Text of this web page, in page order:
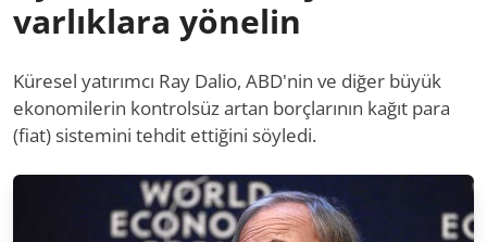
varlıklara yönelin
Küresel yatırımcı Ray Dalio, ABD'nin ve diğer büyük
ekonomilerin kontrolsüz artan borçlarının kağıt para
(fiat) sistemini tehdit ettiğini söyledi.